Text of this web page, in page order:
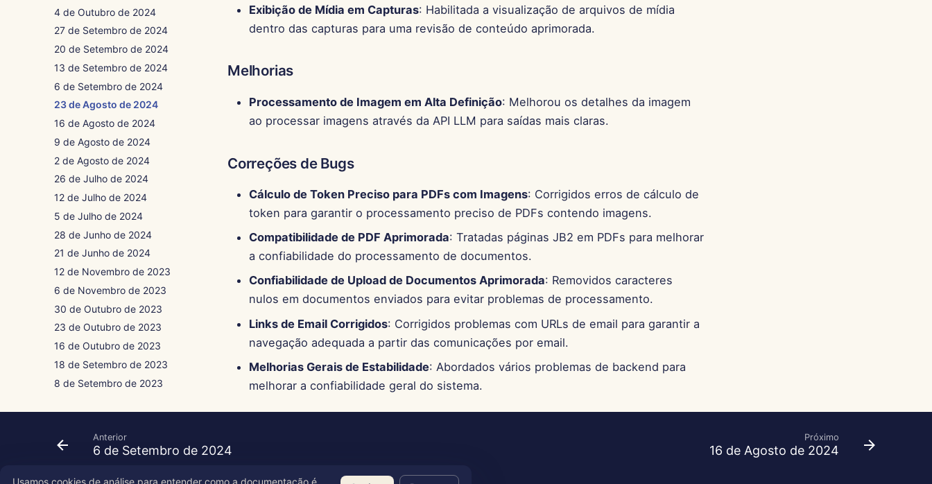
4 de Outubro de 2024
27 de Setembro de 2024
20 de Setembro de 2024
13 de Setembro de 2024
6 de Setembro de 2024
23 de Agosto de 2024
16 de Agosto de 2024
9 de Agosto de 2024
2 de Agosto de 2024
26 de Julho de 2024
12 de Julho de 2024
5 de Julho de 2024
28 de Junho de 2024
21 de Junho de 2024
12 de Novembro de 2023
6 de Novembro de 2023
30 de Outubro de 2023
23 de Outubro de 2023
16 de Outubro de 2023
18 de Setembro de 2023
8 de Setembro de 2023
Exibição de Mídia em Capturas: Habilitada a visualização de arquivos de mídia
dentro das capturas para uma revisão de conteúdo aprimorada.
Melhorias
Processamento de Imagem em Alta Definição: Melhorou os detalhes da imagem
ao processar imagens através da API LLM para saídas mais claras.
Correções de Bugs
Cálculo de Token Preciso para PDFs com Imagens: Corrigidos erros de cálculo de
token para garantir o processamento preciso de PDFs contendo imagens.
Compatibilidade de PDF Aprimorada: Tratadas páginas JB2 em PDFs para melhorar
a confiabilidade do processamento de documentos.
Confiabilidade de Upload de Documentos Aprimorada: Removidos caracteres
nulos em documentos enviados para evitar problemas de processamento.
Links de Email Corrigidos: Corrigidos problemas com URLs de email para garantir a
navegação adequada a partir das comunicações por email.
Melhorias Gerais de Estabilidade: Abordados vários problemas de backend para
melhorar a confiabilidade geral do sistema.
Anterior
6 de Setembro de 2024
Próximo
16 de Agosto de 2024
Usamos cookies de análise para entender como a documentação é